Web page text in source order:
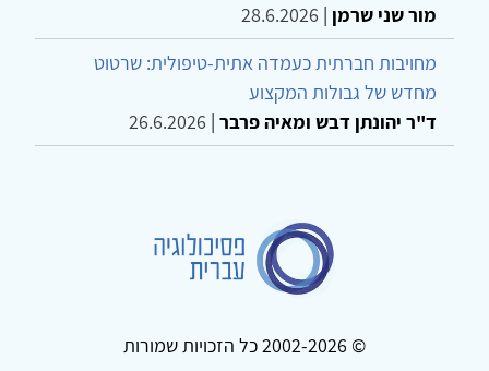
מור שני שרמן |
28.6.2026
מחויבות חברתית כעמדה אתית-טיפולית: שרטוט
מחדש של גבולות המקצוע
ד"ר יהונתן דבש ומאיה פרבר |
26.6.2026
© 2002-2026 כל הזכויות שמורות